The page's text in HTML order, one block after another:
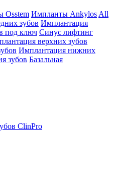
Osstem Импланты Ankylos All
зубов Имплантация
под ключ Синус лифтинг
верхних зубов
Имплантация нижних
зубов Базальная
ClinPro